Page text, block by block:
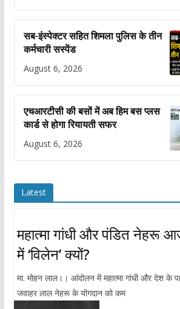
सब-इंस्पेक्टर सहित शिमला पुलिस के तीन
कर्मचारी सस्पेंड
August 6, 2026
एचआरटीसी की बसों में अब हिम बस प्लस
कार्ड से होगा रियायती सफर
August 6, 2026
Latest
महात्मा गांधी और पंडित नेहरू
में ‘विलेन’ क्यों?
मा. मोहन लाल।। आंदोलन में महात्मा गांधी और देश के
जवाहर लाल नेहरू के योगदान को कम